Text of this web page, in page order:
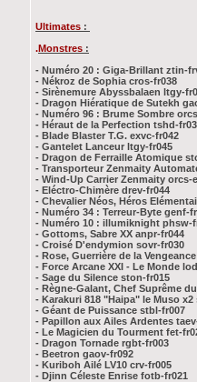
Ultimates :
.Monstres :
- Numéro 20 : Giga-Brillant ztin-
- Nékroz de Sophia cros-fr038
- Sirènemure Abyssbalaen ltgy-
- Dragon Hiératique de Sutekh
- Numéro 96 : Brume Sombre
- Héraut de la Perfection tshd-
- Blade Blaster T.G. exvc-fr042
- Gantelet Lanceur ltgy-fr045
- Dragon de Ferraille Atomique
- Transporteur Zenmaity
- Wind-Up Carrier Zenmaity orcs-
- Eléctro-Chimère drev-fr044
- Chevalier Néos, Héros
- Numéro 34 : Terreur-Byte genf-
- Numéro 10 : illumiknight phsw-
- Gottoms, Sabre XX anpr-fr044
- Croisé D'endymion sovr-fr030
- Rose, Guerrière de la
- Force Arcane XXI - Le Monde
- Sage du Silence ston-fr015
- Règne-Galant, Chef Suprême
- Karakuri 818 "Haipa" le Muso x2
- Géant de Puissance stbl-fr007
- Papillon aux Ailes Ardentes
- Le Magicien du Tourment fet-
- Dragon Tornade rgbt-fr003
- Beetron gaov-fr092
- Kuriboh Ailé LV10 crv-fr005
- Djinn Céleste Enrise fotb-fr021